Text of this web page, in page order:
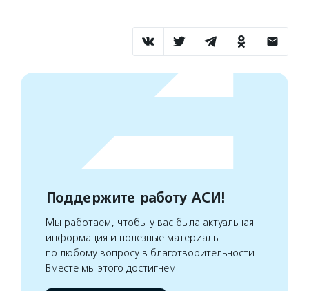
Поддержите работу АСИ!
Мы работаем, чтобы у вас была актуальная
информация и полезные материалы
по любому вопросу в благотворительности.
Вместе мы этого достигнем